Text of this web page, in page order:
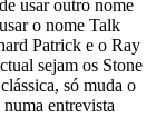
usar outro nome
o nome Talk
Patrick e o Ray
sejam os Stone
só muda o
entrevista